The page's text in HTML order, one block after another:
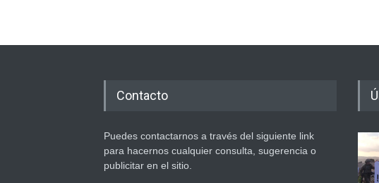
Contacto
Puedes contactarnos a través del siguiente link
para hacernos cualquier consulta, sugerencia o
publicitar en el sitio.